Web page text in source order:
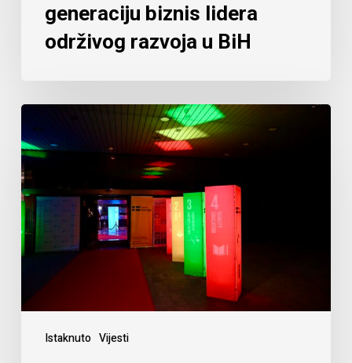
generaciju biznis lidera
održivog razvoja u BiH
Istaknuto Vijesti